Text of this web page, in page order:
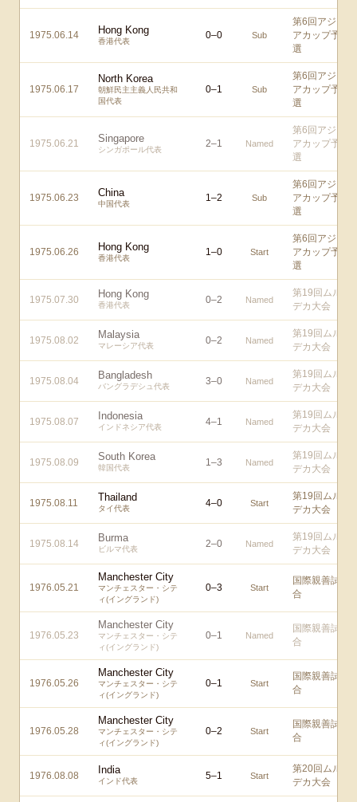
1975.06.14 Hong Kong
香港代表
0–0 Sub
第6回アジ
アカップ予
選
1975.06.17
North Korea
朝鮮民主主義人民共和
国代表
0–1 Sub
第6回アジ
アカップ予
選
1975.06.21 Singapore
シンガポール代表
2–1 Named
第6回アジ
アカップ予
選
1975.06.23 China
中国代表
1–2 Sub
第6回アジ
アカップ予
選
1975.06.26 Hong Kong
香港代表
1–0 Start
第6回アジ
アカップ予
選
1975.07.30 Hong Kong
香港代表 0–2 Named
第19回ムル
デカ大会
1975.08.02 Malaysia
マレーシア代表 0–2 Named
第19回ムル
デカ大会
1975.08.04 Bangladesh
バングラデシュ代表 3–0 Named
第19回ムル
デカ大会
1975.08.07 Indonesia
インドネシア代表 4–1 Named
第19回ムル
デカ大会
1975.08.09 South Korea
韓国代表 1–3 Named
第19回ムル
デカ大会
1975.08.11 Thailand
タイ代表 4–0 Start
第19回ムル
デカ大会
1975.08.14 Burma
ビルマ代表 2–0 Named
第19回ムル
デカ大会
1976.05.21
Manchester City
マンチェスター・シテ
ィ(イングランド)
0–3 Start
国際親善試
合
1976.05.23
Manchester City
マンチェスター・シテ
ィ(イングランド)
0–1 Named
国際親善試
合
1976.05.26
Manchester City
マンチェスター・シテ
ィ(イングランド)
0–1 Start
国際親善試
合
1976.05.28
Manchester City
マンチェスター・シテ
ィ(イングランド)
0–2 Start
国際親善試
合
1976.08.08 India
インド代表 5–1 Start
第20回ムル
デカ大会